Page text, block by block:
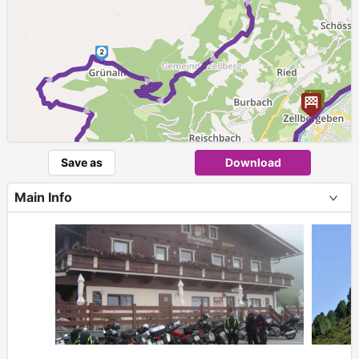
► ► ►
► ► ► ► ► ► ► ► ►
2
Save as Download
Main Info